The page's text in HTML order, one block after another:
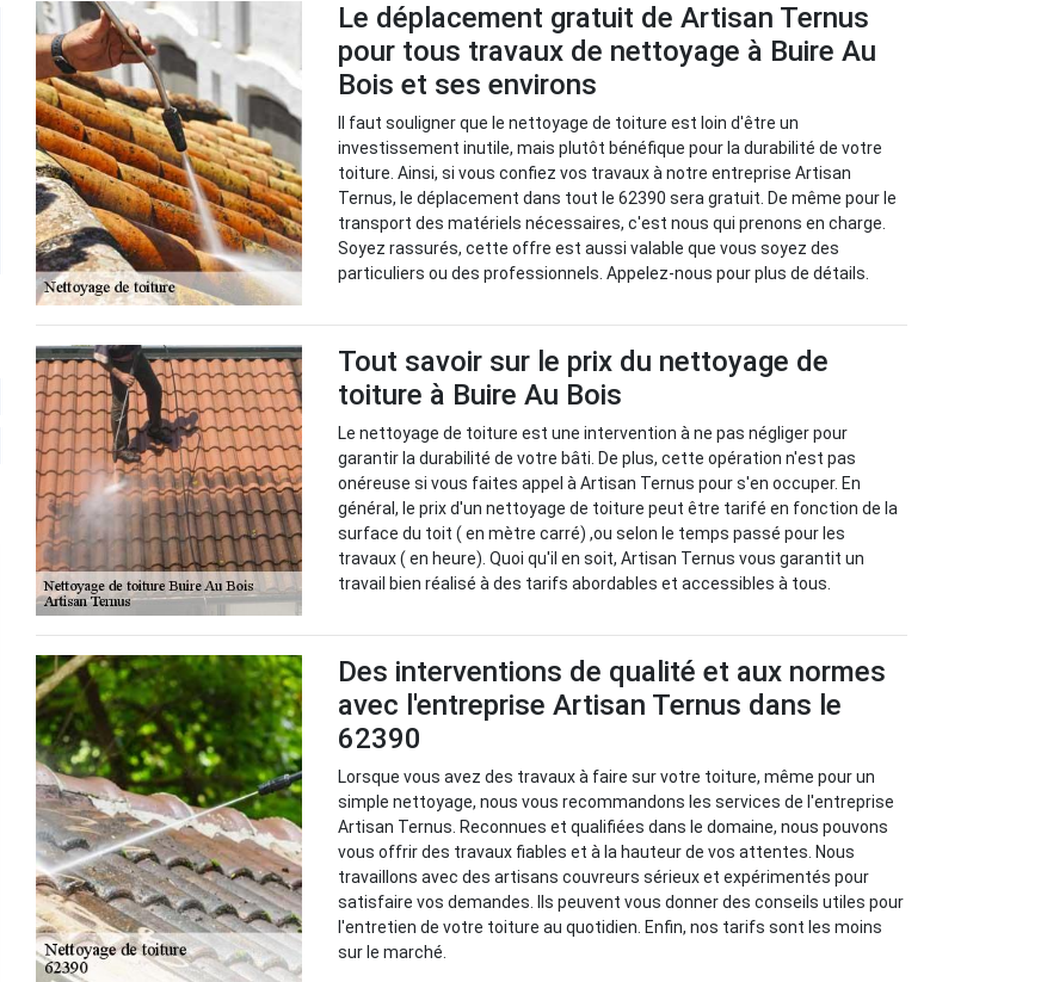
Le déplacement gratuit de Artisan Ternus
pour tous travaux de nettoyage à Buire Au
Bois et ses environs
Il faut souligner que le nettoyage de toiture est loin d'être un
investissement inutile, mais plutôt bénéfique pour la durabilité de votre
toiture. Ainsi, si vous confiez vos travaux à notre entreprise Artisan
Ternus, le déplacement dans tout le 62390 sera gratuit. De même pour le
transport des matériels nécessaires, c'est nous qui prenons en charge.
Soyez rassurés, cette offre est aussi valable que vous soyez des
particuliers ou des professionnels. Appelez-nous pour plus de détails.
Tout savoir sur le prix du nettoyage de
toiture à Buire Au Bois
Le nettoyage de toiture est une intervention à ne pas négliger pour
garantir la durabilité de votre bâti. De plus, cette opération n'est pas
onéreuse si vous faites appel à Artisan Ternus pour s'en occuper. En
général, le prix d'un nettoyage de toiture peut être tarifé en fonction de la
surface du toit ( en mètre carré) ,ou selon le temps passé pour les
travaux ( en heure). Quoi qu'il en soit, Artisan Ternus vous garantit un
travail bien réalisé à des tarifs abordables et accessibles à tous.
Des interventions de qualité et aux normes
avec l'entreprise Artisan Ternus dans le
62390
Lorsque vous avez des travaux à faire sur votre toiture, même pour un
simple nettoyage, nous vous recommandons les services de l'entreprise
Artisan Ternus. Reconnues et qualifiées dans le domaine, nous pouvons
vous offrir des travaux fiables et à la hauteur de vos attentes. Nous
travaillons avec des artisans couvreurs sérieux et expérimentés pour
satisfaire vos demandes. Ils peuvent vous donner des conseils utiles pour
l'entretien de votre toiture au quotidien. Enfin, nos tarifs sont les moins
sur le marché.